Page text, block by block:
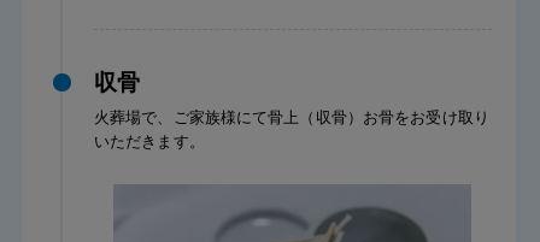
収骨
火葬場で、ご家族様にて骨上（収骨）お骨をお受け取り
いただきます。